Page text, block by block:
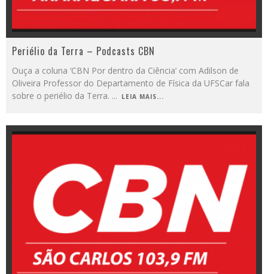
Periélio da Terra – Podcasts CBN
Ouça a coluna ‘CBN Por dentro da Ciência’ com Adilson de
Oliveira Professor do Departamento de Física da UFSCar fala
sobre o periélio da Terra. ... LEIA MAIS...